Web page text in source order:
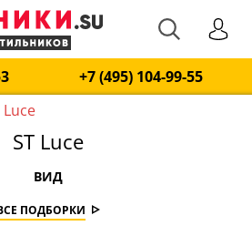
+7 (495) 104-99-55
Luce
ST Luce
ВИД
ПОДБОРКИ